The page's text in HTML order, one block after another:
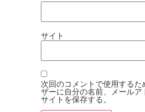
サイト
次回のコメントで使用するた
ザーに自分の名前、メールア
サイトを保存する。